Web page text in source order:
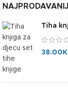
Tiha
38.00